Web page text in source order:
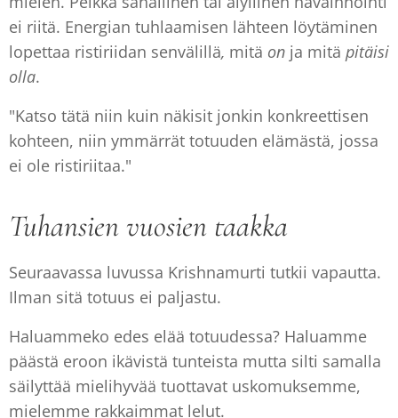
ei riitä. Energian tuhlaamisen lähteen löytäminen
lopettaa ristiriidan senvälillä, mitä on ja mitä pitäisi
olla.
"Katso tätä niin kuin näkisit jonkin konkreettisen
kohteen, niin ymmärrät totuuden elämästä, jossa
ei ole ristiriitaa."
Tuhansien vuosien taakka
Seuraavassa luvussa Krishnamurti tutkii vapautta.
Ilman sitä totuus ei paljastu.
Haluammeko edes elää totuudessa? Haluamme
päästä eroon ikävistä tunteista mutta silti samalla
säilyttää mielihyvää tuottavat uskomuksemme,
mielemme rakkaimmat lelut.